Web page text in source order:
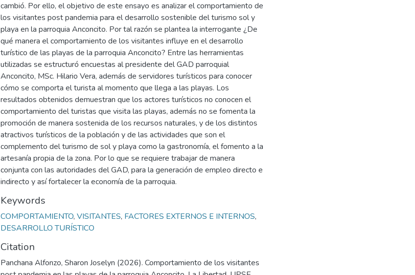
cambió. Por ello, el objetivo de este ensayo es analizar el comportamiento de
los visitantes post pandemia para el desarrollo sostenible del turismo sol y
playa en la parroquia Anconcito. Por tal razón se plantea la interrogante ¿De
qué manera el comportamiento de los visitantes influye en el desarrollo
turístico de las playas de la parroquia Anconcito? Entre las herramientas
utilizadas se estructuró encuestas al presidente del GAD parroquial
Anconcito, MSc. Hilario Vera, además de servidores turísticos para conocer
cómo se comporta el turista al momento que llega a las playas. Los
resultados obtenidos demuestran que los actores turísticos no conocen el
comportamiento del turistas que visita las playas, además no se fomenta la
promoción de manera sostenida de los recursos naturales, y de los distintos
atractivos turísticos de la población y de las actividades que son el
complemento del turismo de sol y playa como la gastronomía, el fomento a la
artesanía propia de la zona. Por lo que se requiere trabajar de manera
conjunta con las autoridades del GAD, para la generación de empleo directo e
indirecto y así fortalecer la economía de la parroquia.
Keywords
COMPORTAMIENTO, VISITANTES, FACTORES EXTERNOS E INTERNOS,
DESARROLLO TURÍSTICO
Citation
Panchana Alfonzo, Sharon Joselyn (2026). Comportamiento de los visitantes